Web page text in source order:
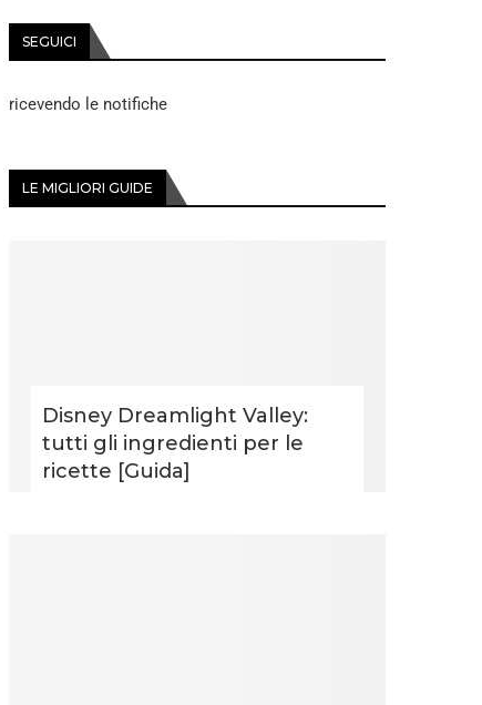
SEGUICI
ricevendo le notifiche
LE MIGLIORI GUIDE
Disney Dreamlight Valley:
tutti gli ingredienti per le
ricette [Guida]